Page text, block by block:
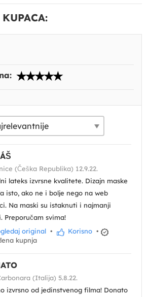
(Češka Republika) 12.9.22.
lateks izvrsne kvalitete. Dizajn maske
isto, ako ne i bolje nego na web
Na maski su istaknuti i najmanji
Preporučam svima!
original • Korisno •
kupnja
(Italija) 5.8.22.
izvrsno od jedinstvenog filma! Donato